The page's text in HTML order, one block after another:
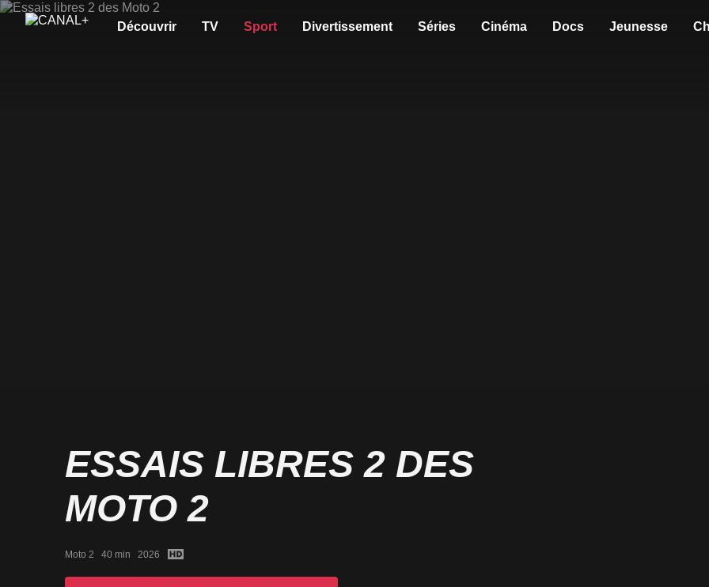
Découvrir TV Sport Divertissement Séries Cinéma Docs Jeunesse
ESSAIS LIBRES 2 DES
MOTO 2
Moto 2   40 min   2026